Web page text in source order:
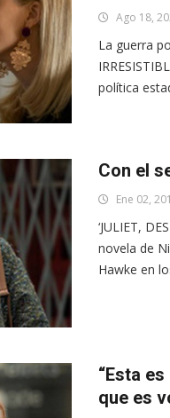
Ago 18,
La guerra
política
Con el
Ene 02,
‘JULIET,
novela de
Hawke en
“Esta
que es